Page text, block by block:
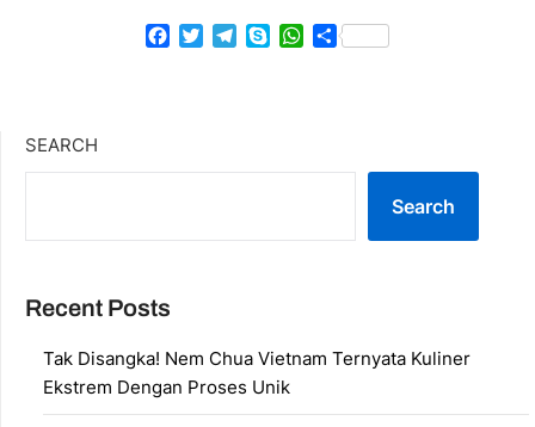
Facebook
TwitterTelegram
SkypeWhatsApp
Share
SEARCH
Search
Recent Posts
Tak Disangka! Nem Chua Vietnam Ternyata Kuliner
Ekstrem Dengan Proses Unik